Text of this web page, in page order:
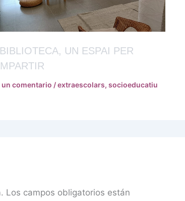
UN ESPAI PER
un comentario /extraescolars, socioeducatiu
Los campos obligatorios están